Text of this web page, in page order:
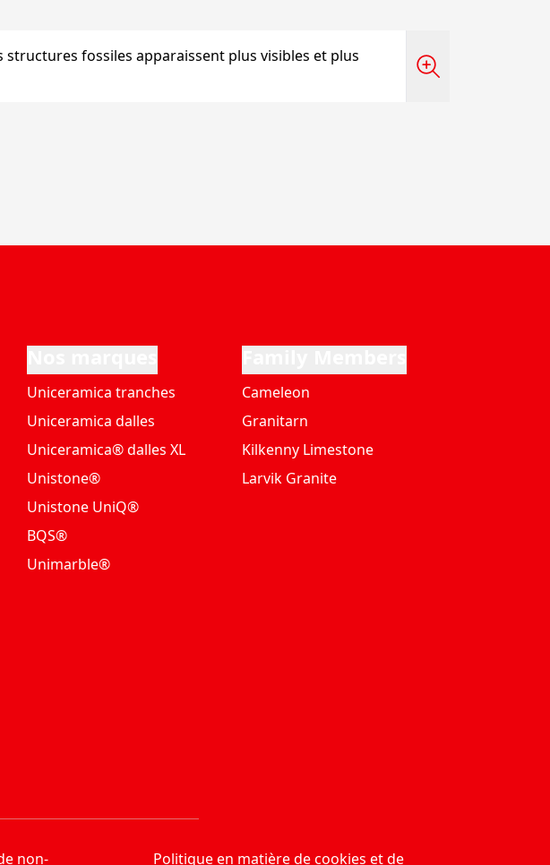
structures fossiles apparaissent plus visibles et plus
Uniceramica tranches
Uniceramica dalles
Uniceramica® dalles XL
Unistone®
Unistone UniQ®
BQS®
Unimarble®
Cameleon
Granitarn
Kilkenny Limestone
Larvik Granite
non- Politique en matière de cookies et de